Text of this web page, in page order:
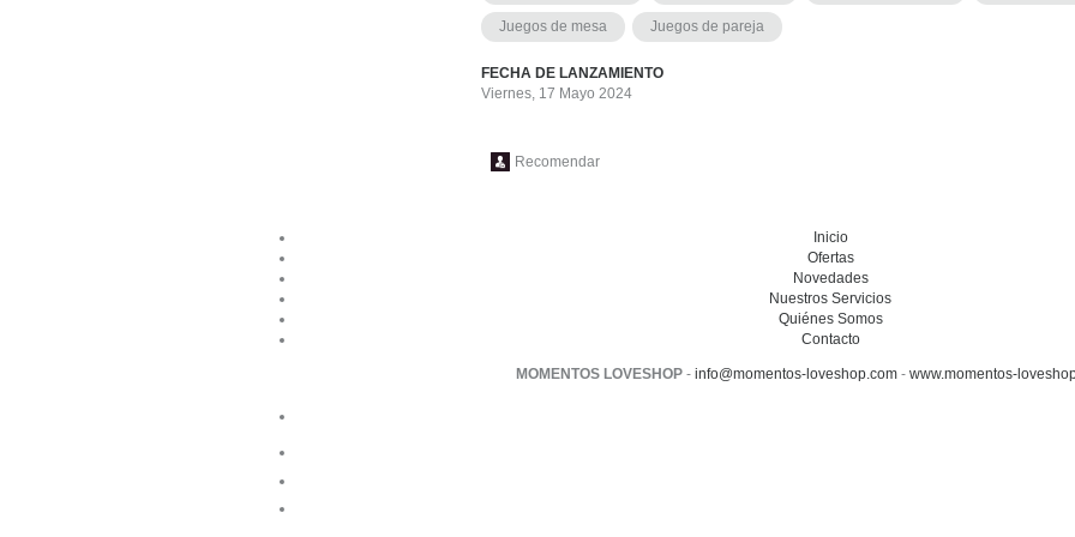
Juegos de mesa Juegos de pareja
FECHA DE LANZAMIENTO
Viernes, 17 Mayo 2024
Recomendar
Inicio
Ofertas
Novedades
Nuestros Servicios
Quiénes Somos
Contacto
MOMENTOS LOVESHOP - info@momentos-loveshop.com - www.momentos-